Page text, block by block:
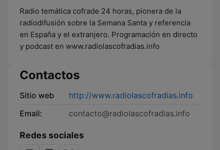
Radio temática cofrade 24 horas, pionera de la
radiodifusión sobre la Semana Santa y referencia
en España y el extranjero. Programación en directo
y podcast en www.radiolascofradias.info
Contactos
Sitio web
http://www.radiolascofradias.info
Email:
contacto@radiolascofradias.info
Redes sociales